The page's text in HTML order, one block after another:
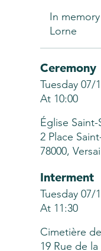
In
Lorne
Ceremony
Tuesday 07/
At 10:00
Église
2 Place
78000,
Interment
Tuesday 07/
At 11:30
Cimetière
19 Rue de